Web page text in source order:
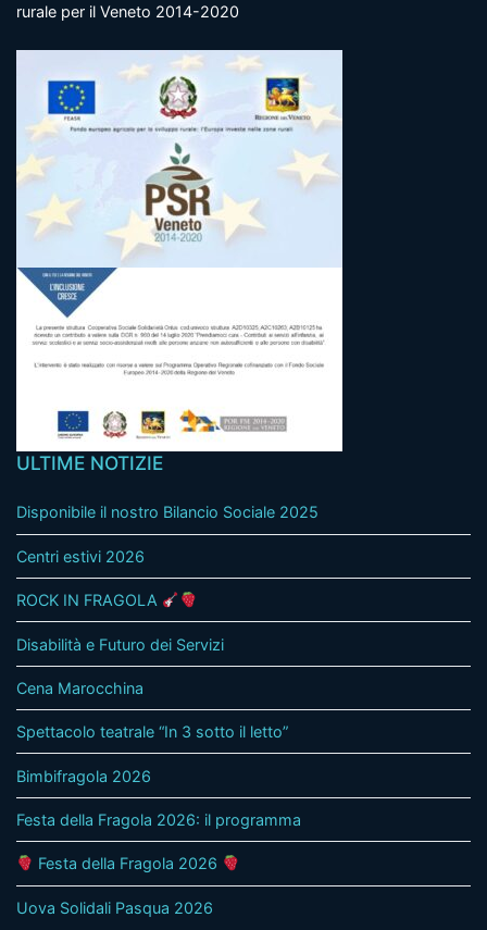
rurale per il Veneto 2014-2020
ULTIME NOTIZIE
Disponibile il nostro Bilancio Sociale 2025
Centri estivi 2026
ROCK IN FRAGOLA
Disabilità e Futuro dei Servizi
Cena Marocchina
Spettacolo teatrale “In 3 sotto il letto”
Bimbifragola 2026
Festa della Fragola 2026: il programma
Festa della Fragola 2026
Uova Solidali Pasqua 2026